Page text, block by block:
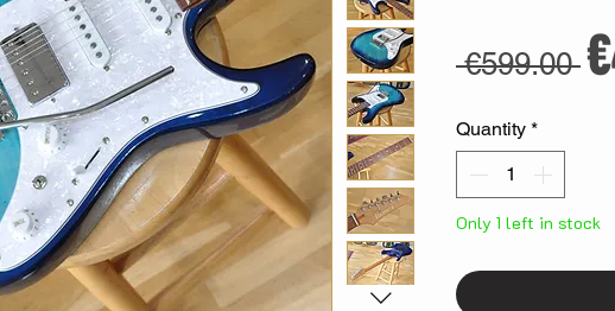
€599.00
Quantity *
Only 1 left in stock